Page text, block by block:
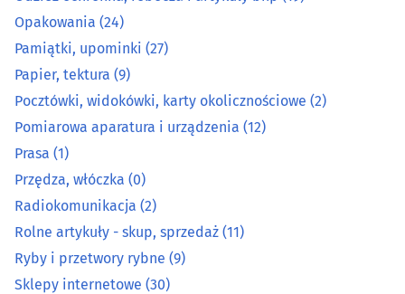
Metale, metale kolorowe
Metalowe artykuły
Mięso, wędliny, drób - detal(15)
Normalia techniczne(3)
Odzież ochronna, robocza i artykuły bhp
Opakowania (24)
Pamiątki, upominki (27)
Papier, tektura (9)
Pocztówki, widokówki, karty okolicznościowe (2)
Pomiarowa aparatura i urządzenia (12)
Prasa (1)
Przędza, włóczka (0)
Radiokomunikacja (2)
Rolne artykuły - skup, sprzedaż (11)
Ryby i przetwory rybne (9)
Sklepy internetowe (30)